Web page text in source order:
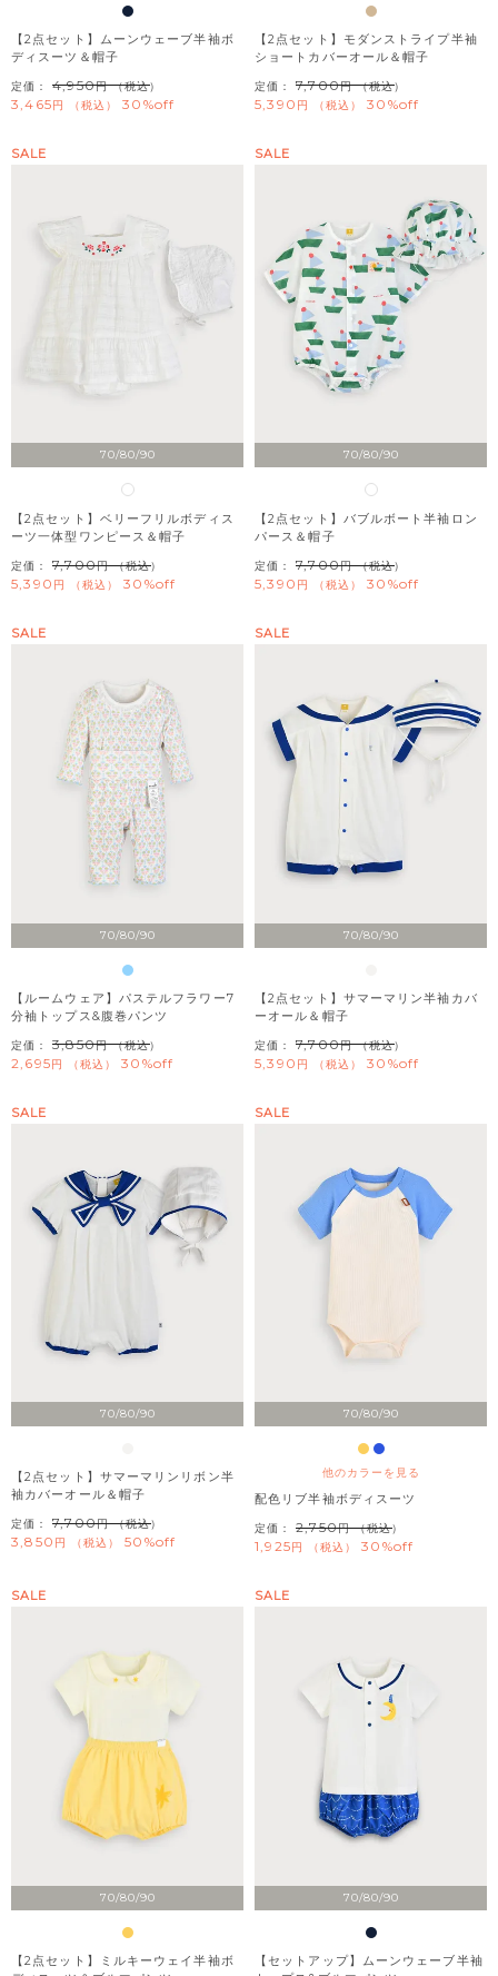
【2点セット】ムーンウェーブ半袖ボ
ディスーツ＆帽子
定価： 4,950 （税込）
3,465 税込 30%off
【2点セット】モダンストライプ半袖
ショートカバーオール＆帽子
定価： 7,700 （税込）
5,390 税込 30%off
70/80/90
SALE
【2点セット】ベリーフリルボディス
ーツ一体型ワンピース＆帽子
定価： 7,700 （税込）
5,390 税込 30%off
70/80/90
SALE
【2点セット】バブルボート半袖ロン
パース＆帽子
定価： 7,700 （税込）
5,390 税込 30%off
70/80/90
SALE
【ルームウェア】パステルフラワー7
分袖トップス&腹巻パンツ
定価： 3,850 （税込）
2,695 税込 30%off
70/80/90
SALE
【2点セット】サマーマリン半袖カバ
ーオール＆帽子
定価： 7,700 （税込）
5,390 税込 30%off
70/80/90
SALE
【2点セット】サマーマリンリボン半
袖カバーオール＆帽子
定価： 7,700 （税込）
3,850 税込 50%off
70/80/90
他のカラーを見る
SALE
配色リブ半袖ボディスーツ
定価： 2,750 （税込）
1,925 税込 30%off
70/80/90
SALE
【2点セット】ミルキーウェイ半袖ボ
70/80/90
SALE
【セットアップ】ムーンウェーブ半袖